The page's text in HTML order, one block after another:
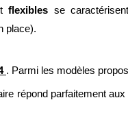
flexibles se
place).
. Parmi les modèles
répond parfaitement